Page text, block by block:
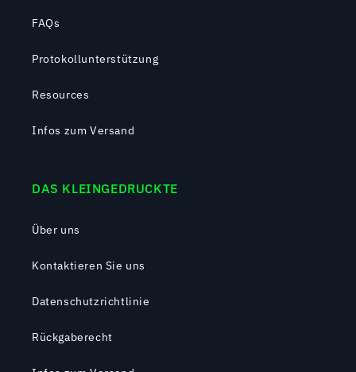
FAQs
Protokollunterstützung
Resources
Infos zum Versand
DAS KLEINGEDRUCKTE
Über uns
Kontaktieren Sie uns
Datenschutzrichtlinie
Rückgaberecht